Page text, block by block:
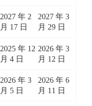
2027 年 2
月 17 日
2027 年 3
月 29 日
2025 年 12
月 4 日
2026 年 3
月 12 日
2026 年 3
月 5 日
2026 年 6
月 11 日